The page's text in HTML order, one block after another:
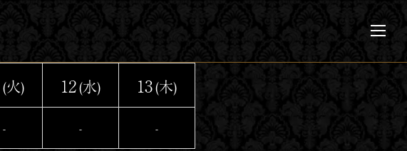
メ
ュ
(火) 12(水) 13(木)
- - -